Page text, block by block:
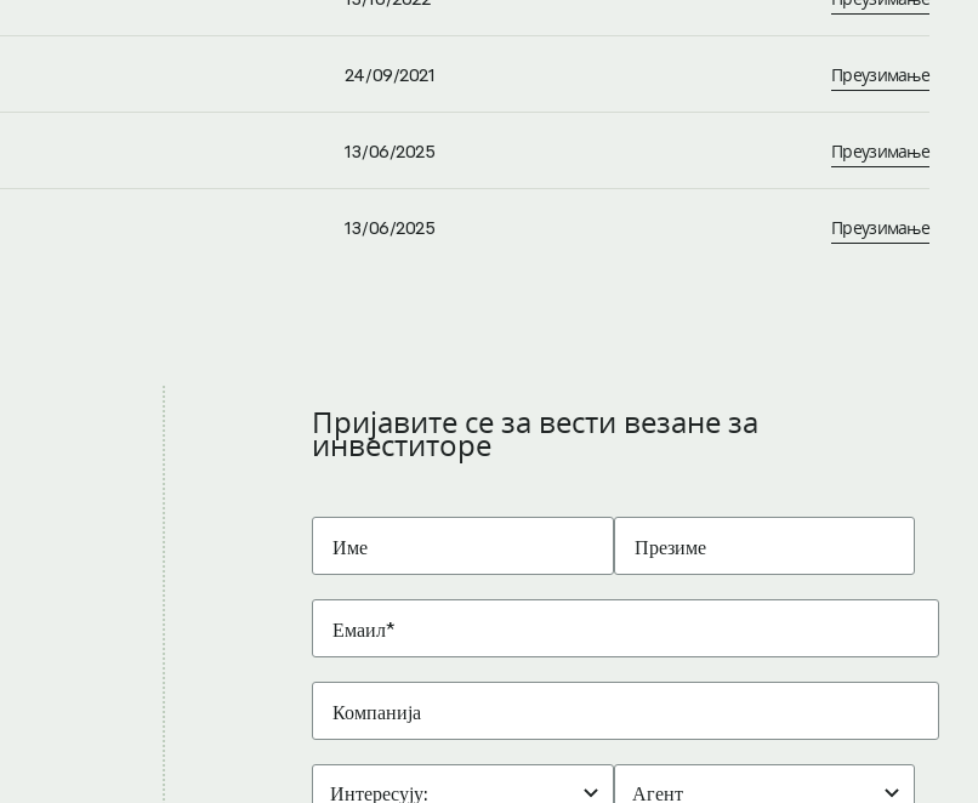
24/09/2021 Преузимање
13/06/2025 Преузимање
13/06/2025 Преузимање
Пријавите се за вести везане за
инвеститоре